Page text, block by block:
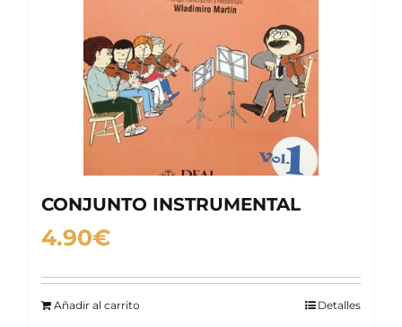
CONJUNTO INSTRUMENTAL
4.90€
Añadir al carrito Detalles